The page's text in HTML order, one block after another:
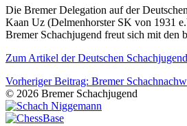
Die Bremer Delegation auf der
Kaan Uz (Delmenhorster SK von 1931
Bremer Schachjugend freut sich mit
Zum Artikel der Deutschen Schachjugend
Vorheriger Beitrag: Bremer
© 2026 Bremer Schachjugend